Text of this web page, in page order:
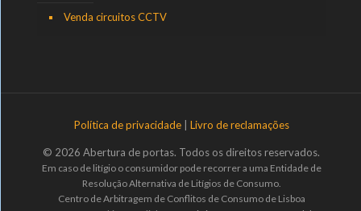
Venda circuitos CCTV
Política de privacidade| Livro de reclamações
© 2026 Abertura de portas. Todos os direitos reservados.
Em caso de litígio o consumidor pode recorrer a uma Entidade de
Resolução Alternativa de Litígios de Consumo.
Centro de Arbitragem de Conflitos de Consumo de Lisboa